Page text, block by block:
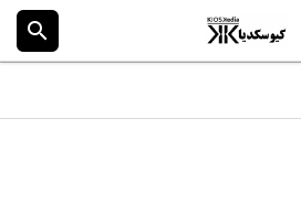
search